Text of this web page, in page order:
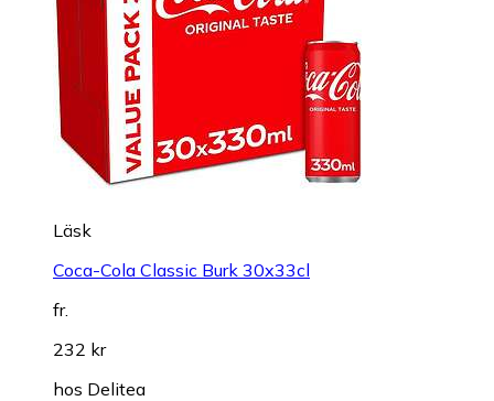
Läsk
Coca-Cola Classic Burk 30x33cl
fr.
232 kr
hos Delitea